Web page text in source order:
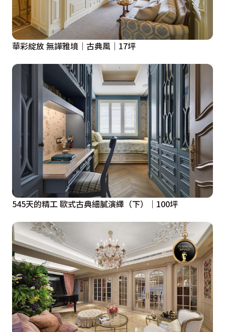
華彩綻放 無譁雅境｜古典風｜17坪
545天的精工 歐式古典細膩演繹（下）｜100坪